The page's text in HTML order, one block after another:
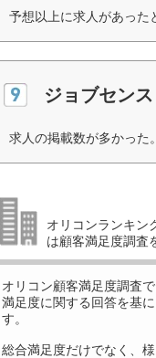
予想以上に求人があった
ジョブセン
求人の掲載数が多かった
オリコンランキン
は顧客満足度調査
オリコン顧客満足度調査
満足度に関する回答を基
す。
総合満足度だけでなく、